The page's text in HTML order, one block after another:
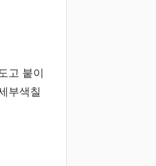
고 붙이
부색칠